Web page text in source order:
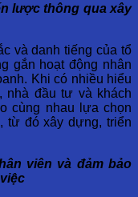
lược thông qua xây
và danh tiếng của tổ
gắn hoạt động nhân
Khi có nhiều hiểu
nhà đầu tư và khách
cùng nhau lựa chọn
từ đó xây dựng, triển
viên và đảm bảo